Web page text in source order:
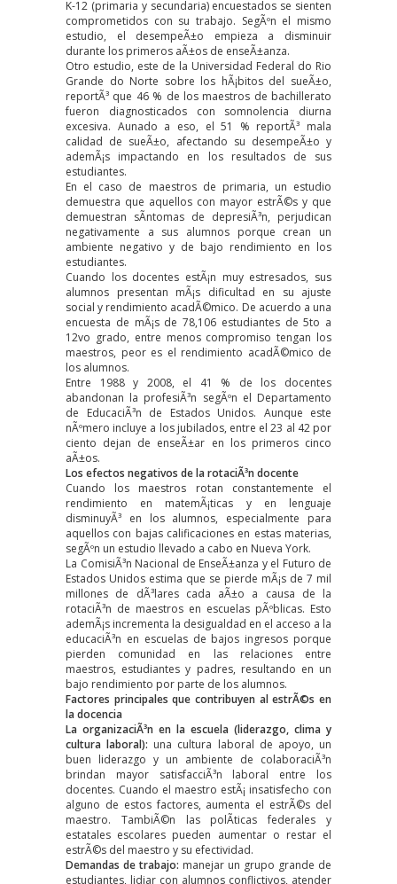
K-12 (primaria y secundaria) encuestados se sienten
comprometidos con su trabajo. SegÃºn el mismo
estudio, el desempeÃ±o empieza a disminuir
durante los primeros aÃ±os de enseÃ±anza.
Otro estudio, este de la Universidad Federal do Rio
Grande do Norte sobre los hÃ¡bitos del sueÃ±o,
reportÃ³ que 46 % de los maestros de bachillerato
fueron diagnosticados con somnolencia diurna
excesiva. Aunado a eso, el 51 % reportÃ³ mala
calidad de sueÃ±o, afectando su desempeÃ±o y
ademÃ¡s impactando en los resultados de sus
estudiantes.
En el caso de maestros de primaria, un estudio
demuestra que aquellos con mayor estrÃ©s y que
demuestran sÃ­ntomas de depresiÃ³n, perjudican
negativamente a sus alumnos porque crean un
ambiente negativo y de bajo rendimiento en los
estudiantes.
Cuando los docentes estÃ¡n muy estresados, sus
alumnos presentan mÃ¡s dificultad en su ajuste
social y rendimiento acadÃ©mico. De acuerdo a una
encuesta de mÃ¡s de 78,106 estudiantes de 5to a
12vo grado, entre menos compromiso tengan los
maestros, peor es el rendimiento acadÃ©mico de
los alumnos.
Entre 1988 y 2008, el 41 % de los docentes
abandonan la profesiÃ³n segÃºn el Departamento
de EducaciÃ³n de Estados Unidos. Aunque este
nÃºmero incluye a los jubilados, entre el 23 al 42 por
ciento dejan de enseÃ±ar en los primeros cinco
aÃ±os.
Los efectos negativos de la rotaciÃ³n docente
Cuando los maestros rotan constantemente el
rendimiento en matemÃ¡ticas y en lenguaje
disminuyÃ³ en los alumnos, especialmente para
aquellos con bajas calificaciones en estas materias,
segÃºn un estudio llevado a cabo en Nueva York.
La ComisiÃ³n Nacional de EnseÃ±anza y el Futuro de
Estados Unidos estima que se pierde mÃ¡s de 7 mil
millones de dÃ³lares cada aÃ±o a causa de la
rotaciÃ³n de maestros en escuelas pÃºblicas. Esto
ademÃ¡s incrementa la desigualdad en el acceso a la
educaciÃ³n en escuelas de bajos ingresos porque
pierden comunidad en las relaciones entre
maestros, estudiantes y padres, resultando en un
bajo rendimiento por parte de los alumnos.
Factores principales que contribuyen al estrÃ©s en
la docencia
La organizaciÃ³n en la escuela (liderazgo, clima y
cultura laboral): una cultura laboral de apoyo, un
buen liderazgo y un ambiente de colaboraciÃ³n
brindan mayor satisfacciÃ³n laboral entre los
docentes. Cuando el maestro estÃ¡ insatisfecho con
alguno de estos factores, aumenta el estrÃ©s del
maestro. TambiÃ©n las polÃ­ticas federales y
estatales escolares pueden aumentar o restar el
estrÃ©s del maestro y su efectividad.
Demandas de trabajo: manejar un grupo grande de
estudiantes, lidiar con alumnos conflictivos, atender